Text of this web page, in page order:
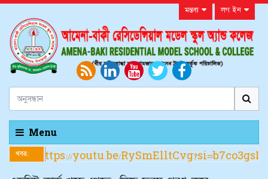
মন্তব্য লগ ইন
Menu
খবর:
পুরনের নিয়মাবলী https://youtu.be/